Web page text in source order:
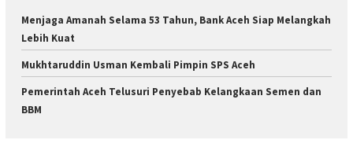
Menjaga Amanah Selama 53 Tahun, Bank Aceh Siap Melangkah
Lebih Kuat
Mukhtaruddin Usman Kembali Pimpin SPS Aceh
Pemerintah Aceh Telusuri Penyebab Kelangkaan Semen dan
BBM